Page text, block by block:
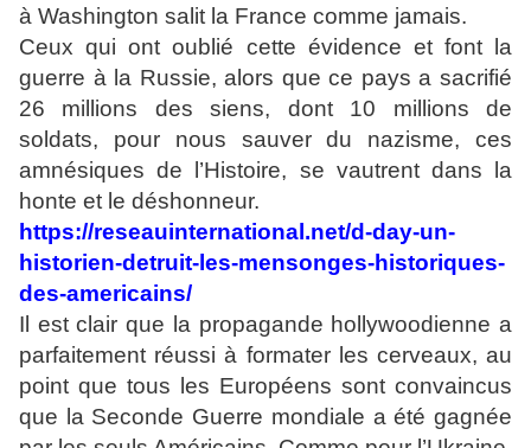
à Washington salit la France comme jamais.
Ceux qui ont oublié cette évidence et font la
guerre à la Russie, alors que ce pays a sacrifié
26 millions des siens, dont 10 millions de
soldats, pour nous sauver du nazisme, ces
amnésiques de l’Histoire, se vautrent dans la
honte et le déshonneur.
https://reseauinternational.net/d-day-un-
historien-detruit-les-mensonges-historiques-
des-americains/
Il est clair que la propagande hollywoodienne a
parfaitement réussi à formater les cerveaux, au
point que tous les Européens sont convaincus
que la Seconde Guerre mondiale a été gagnée